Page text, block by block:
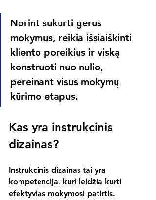
Norint sukurti gerus
mokymus, reikia išsiaiškinti
kliento poreikius ir viską
konstruoti nuo nulio,
pereinant visus mokymų
kūrimo etapus.
Kas yra instrukcinis
dizainas?
Instrukcinis dizainas tai yra
kompetencija, kuri leidžia kurti
efektyvias mokymosi patirtis.